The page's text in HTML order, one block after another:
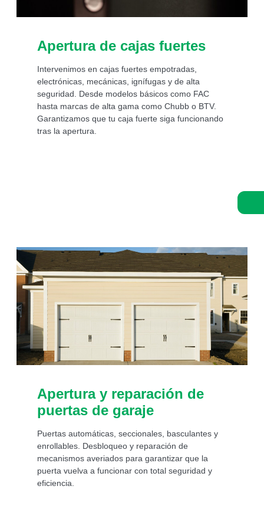
Apertura de cajas fuertes
Intervenimos en cajas fuertes empotradas,
electrónicas, mecánicas, ignífugas y de alta
seguridad. Desde modelos básicos como FAC
hasta marcas de alta gama como Chubb o BTV.
Garantizamos que tu caja fuerte siga funcionando
tras la apertura.
Apertura y reparación de
puertas de garaje
Puertas automáticas, seccionales, basculantes y
enrollables. Desbloqueo y reparación de
mecanismos averiados para garantizar que la
puerta vuelva a funcionar con total seguridad y
eficiencia.